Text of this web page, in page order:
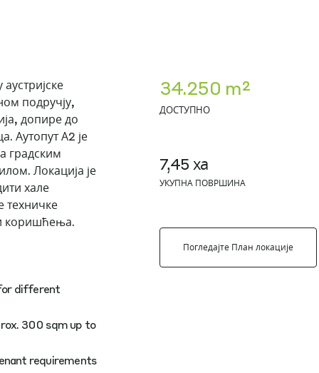
подручју,
допире до
Аутопут А2 је
градским
Локација је
хале
техничке
коришћења.
different
300 sqm up to
requirements
34.250 m²
ДОСТУПНО
7,45 ха
УКУПНА ПОВРШИНА
Погледајте План локације